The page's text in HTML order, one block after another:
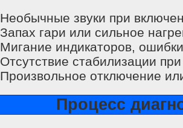
Необычные звуки при
Запах гари или сильное
Мигание индикаторов,
Отсутствие стабилизации
Произвольное отключение
Процесс